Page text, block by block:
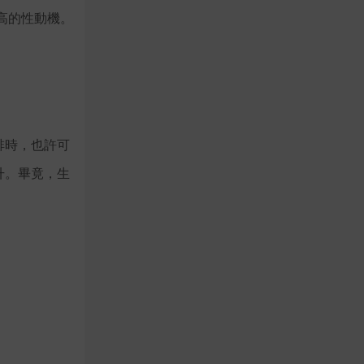
性動機。
時，也許可
畢竟，生